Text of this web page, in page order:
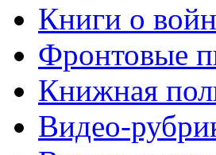
Книги о
Фронтовые
Книжная
Видео-